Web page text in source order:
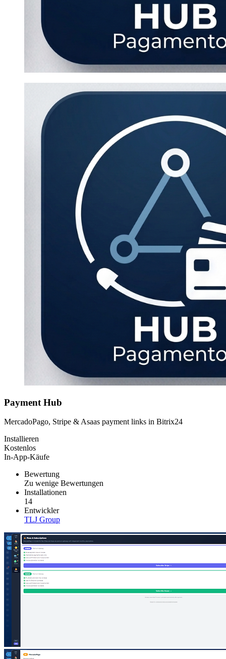
Payment Hub
MercadoPago, Stripe & Asaas payment links in Bitrix24
Installieren
Kostenlos
In-App-Käufe
Bewertung
Zu wenige Bewertungen
Installationen
14
Entwickler
TLJ Group